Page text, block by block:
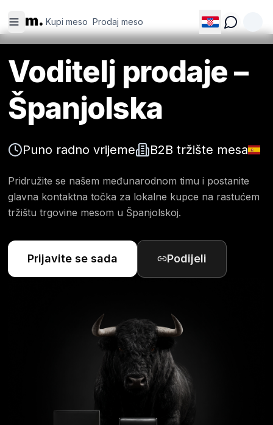
m. Kupi meso Prodaj meso
meso
meso
Voditelj prodaje –
Španjolska
Puno radno vrijeme B2B tržište mesa
Pridružite se našem međunarodnom timu i postanite
glavna kontaktna točka za lokalne kupce na rastućem
tržištu trgovine mesom u Španjolskoj.
Prijavite se sada Podijeli